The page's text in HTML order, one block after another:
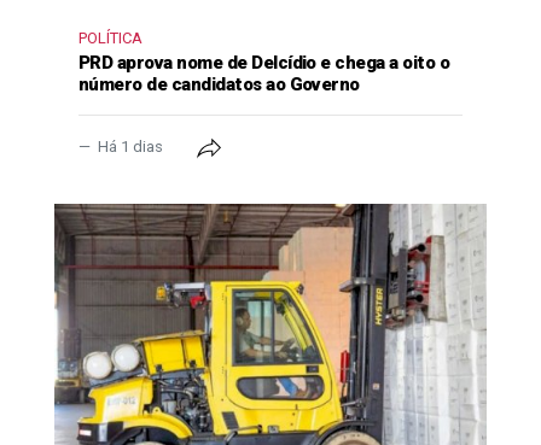
POLÍTICA
PRD aprova nome de Delcídio e chega a oito o
número de candidatos ao Governo
Há 1 dias